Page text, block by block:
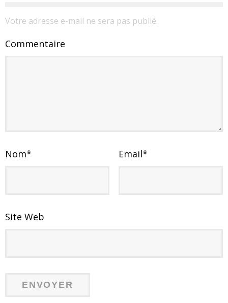
Votre adresse e-mail ne sera pas publié.
Commentaire
Nom* Email*
Site Web